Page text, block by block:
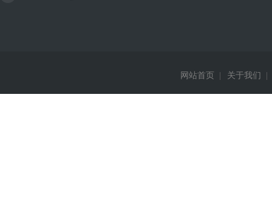
网站首页 关于我们